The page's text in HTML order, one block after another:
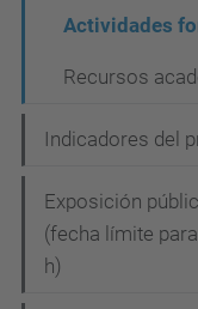
Actividades
Recursos
Indicadores del
Exposición
(fecha límite
h)